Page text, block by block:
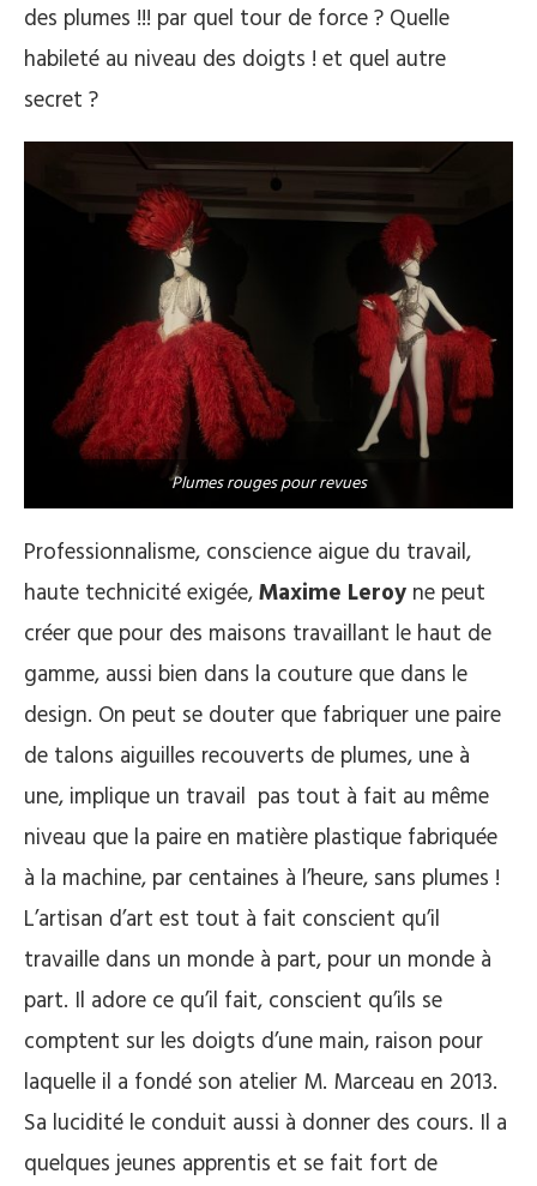
des plumes !!! par quel tour de force ? Quelle
habileté au niveau des doigts ! et quel autre
secret ?
Plumes rouges pour revues
Professionnalisme, conscience aigue du travail,
haute technicité exigée,Maxime Leroy ne peut
créer que pour des maisons travaillant le haut de
gamme, aussi bien dans la couture que dans le
design. On peut se douter que fabriquer une paire
de talons aiguilles recouverts de plumes, une à
une, implique un travail pas tout à fait au même
niveau que la paire en matière plastique fabriquée
à la machine, par centaines à l’heure, sans plumes !
L’artisan d’art est tout à fait conscient qu’il
travaille dans un monde à part, pour un monde à
part. Il adore ce qu’il fait, conscient qu’ils se
comptent sur les doigts d’une main, raison pour
laquelle il a fondé son atelier M. Marceau en 2013.
Sa lucidité le conduit aussi à donner des cours. Il a
quelques jeunes apprentis et se fait fort de